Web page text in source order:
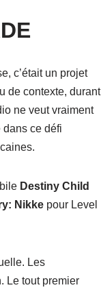
c’était un projet
de contexte, durant
ne veut vraiment
dans ce défi
Destiny Child
Nikke pour Level
Les
Le tout premier